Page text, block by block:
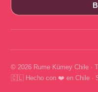
© 2026 Rume Kümey Chile ·
🇨🇱 Hecho con ❤️ en Chile ·